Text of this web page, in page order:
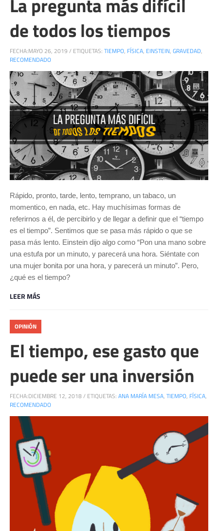
de todos los tiempos
FECHA:MAYO 26, 2019 / ETIQUETAS: TIEMPO, FÍSICA, EINSTEIN, GRAVEDAD,
RECOMENDADO
Rápido, pronto, tarde, lento, temprano, un tabaco, un
momentico, en nada, etc. Hay muchísimas formas de
referirnos a él, de percibirlo y de llegar a definir que el “tiempo
es el tiempo”. Sentimos que se pasa más rápido o que se
pasa más lento. Einstein dijo algo como “Pon una mano sobre
una estufa por un minuto, y parecerá una hora. Siéntate con
una mujer bonita por una hora, y parecerá un minuto”. Pero,
¿qué es el tiempo?
LEER MÁS
OPINIÓN
El tiempo, ese gasto que
puede ser una inversión
FECHA:DICIEMBRE 12, 2018/ ETIQUETAS: ANA MARÍA MESA, TIEMPO, FÍSICA,
RECOMENDADO